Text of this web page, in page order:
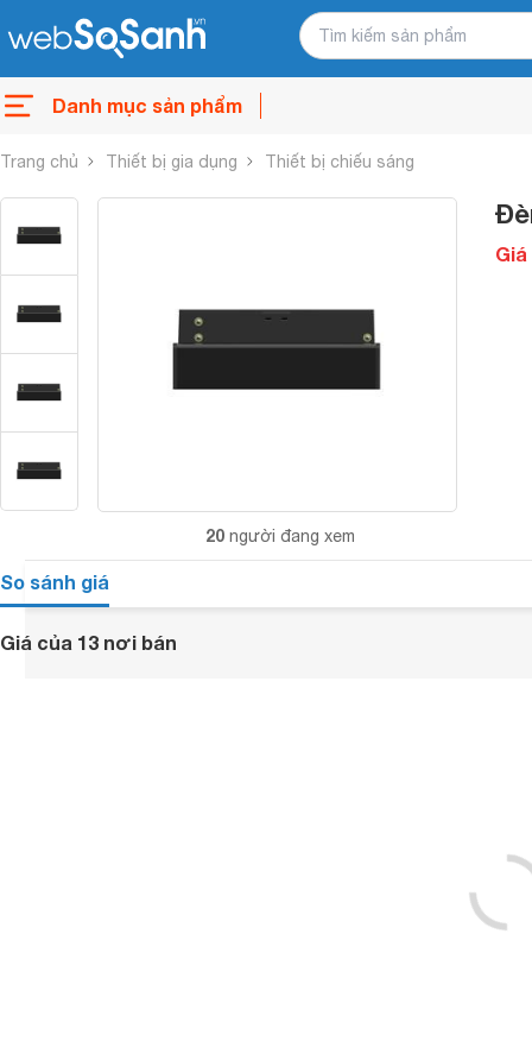
Danh mục sản phẩm
Trang chủ Thiết bị gia dụng Thiết bị chiếu sáng
20 người đang xem
So sánh giá
Giá của 13 nơi bán